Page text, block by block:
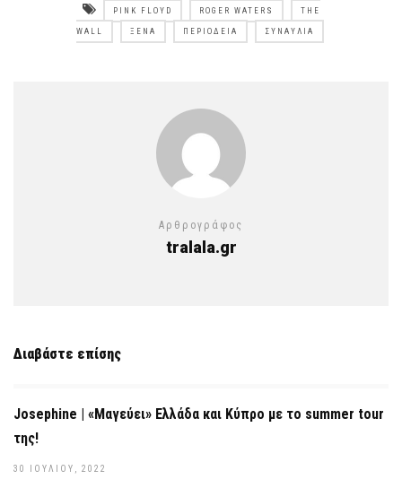
PINK FLOYD ROGER WATERS THE
WALL ΞΈΝΑ ΠΕΡΙΟΔΕΊΑ ΣΥΝΑΥΛΊΑ
Αρθρογράφος
tralala.gr
Διαβάστε επίσης
Josephine | «Μαγεύει» Ελλάδα και Κύπρο με το summer tour
της!
30 ΙΟΥΛΊΟΥ, 2022